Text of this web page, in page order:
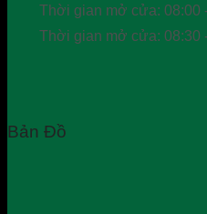
Thời gian mở cửa: 08:00
Thời gian mở cửa: 08:30
Bản Đồ